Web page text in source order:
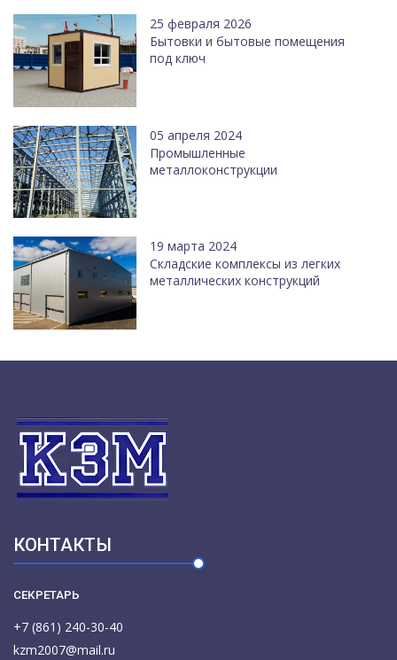
25 февраля 2026
Бытовки и бытовые помещения
под ключ
05 апреля 2024
Промышленные
металлоконструкции
19 марта 2024
Cкладские комплексы из легких
металлических конструкций
КОНТАКТЫ
СЕКРЕТАРЬ
+7 (861) 240-30-40
kzm2007@mail.ru